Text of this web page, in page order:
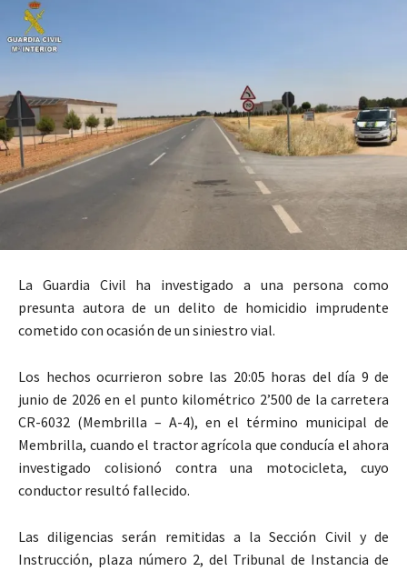
La Guardia Civil ha investigado a una persona como
presunta autora de un delito de homicidio imprudente
cometido con ocasión de un siniestro vial.
Los hechos ocurrieron sobre las 20:05 horas del día 9 de
junio de 2026 en el punto kilométrico 2’500 de la carretera
CR-6032 (Membrilla – A-4), en el término municipal de
Membrilla, cuando el tractor agrícola que conducía el ahora
investigado colisionó contra una motocicleta, cuyo
conductor resultó fallecido.
Las diligencias serán remitidas a la Sección Civil y de
Instrucción, plaza número 2, del Tribunal de Instancia de